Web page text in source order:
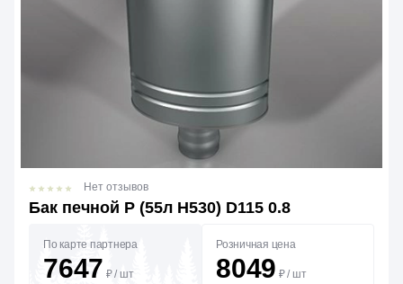
Бак печной Р (55л Н530) D115 0.8
Нет отзывов
По карте партнера
7647 ₽/ шт
Розничная цена
8049 ₽/ шт